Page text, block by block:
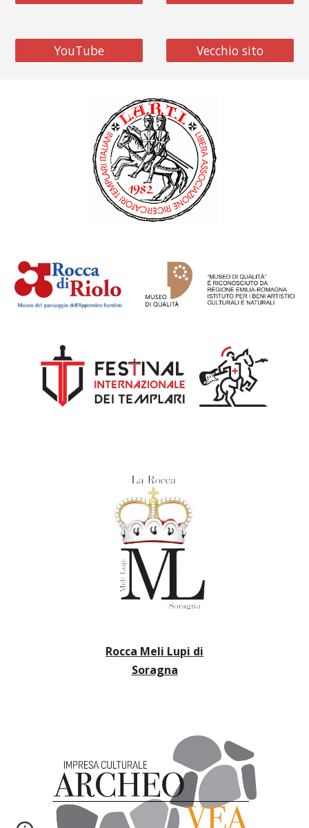
YouTube Vecchio sito
Rocca Meli Lupi di
Soragna